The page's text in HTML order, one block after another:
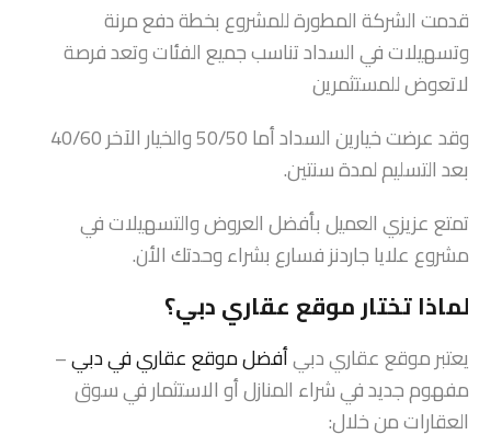
قدمت الشركة المطورة للمشروع بخطة دفع مرنة
وتسهيلات في السداد تناسب جميع الفئات وتعد فرصة
لاتعوض للمستثمرين
وقد عرضت خيارين السداد أما 50/50 والخيار الآخر 40/60
بعد التسليم لمدة سنتين.
تمتع عزيزي العميل بأفضل العروض والتسهيلات في
مشروع علايا جاردنز فسارع بشراء وحدتك الأن.
لماذا تختار موقع عقاري دبي؟
يعتبر موقع عقاري دبيأفضل موقع عقاري في دبي–
مفهوم جديد في شراء المنازل أو الاستثمار في سوق
العقارات من خلال: